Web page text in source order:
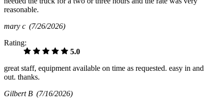
reasonable.
mary c (7/26/2026)
Rating:
5.0
great staff, equipment available on time as requested. easy in and
out. thanks.
Gilbert B (7/16/2026)